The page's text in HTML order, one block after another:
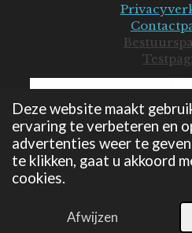
Deze website maakt
ervaring te verbeteren en
advertenties weer te
te klikken, gaat u akkoord
cookies.
Afwijzen
© 2019-2026 Mars Seniorenclub - JB